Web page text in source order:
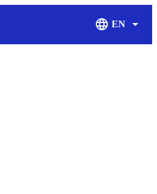
EN
Display